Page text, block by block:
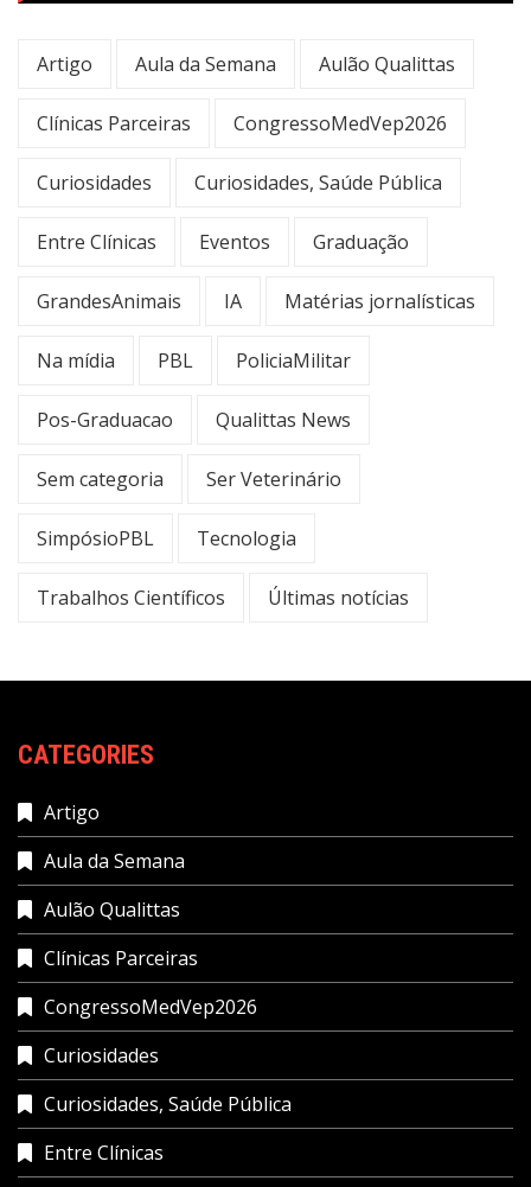
Artigo Aula da Semana Aulão Qualittas
Clínicas Parceiras CongressoMedVep2026
Curiosidades Curiosidades, Saúde Pública
Entre Clínicas Eventos Graduação
GrandesAnimais IA Matérias jornalísticas
Na mídia PBL PoliciaMilitar
Pos-Graduacao Qualittas News
Sem categoria Ser Veterinário
SimpósioPBL Tecnologia
Trabalhos Científicos Últimas notícias
CATEGORIES
Artigo
Aula da Semana
Aulão Qualittas
Clínicas Parceiras
CongressoMedVep2026
Curiosidades
Curiosidades, Saúde Pública
Entre Clínicas